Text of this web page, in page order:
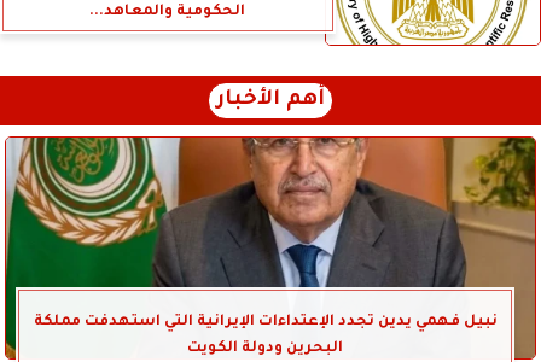
الحكومية والمعاهد...
أهم الأخبار
نبيل فهمي يدين تجدد الإعتداءات الإيرانية التي استهدفت مملكة
البحرين ودولة الكويت